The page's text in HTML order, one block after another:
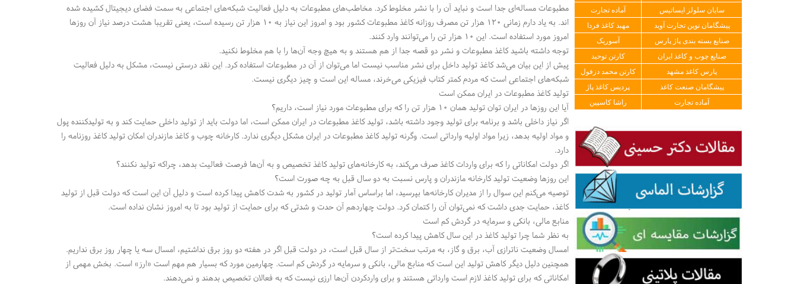
مطبوعات مساله‌ای جدا است و نباید آن را با نشر مخلوط کرد. مخاطب‌های مطبوعات به دلیل فعالیت شبکه‌های اجتماعی به سمت فضای دیجیتال کشیده شده
اند. به یاد دارم زمانی ۱۲۰ هزار تن مصرف روزانه کاغذ مطبوعات کشور بود و امروز این نیاز به ۱۰ هزار تن رسیده است، یعنی تقریبا هشت درصد نیاز آن روزها
امروز مورد استفاده است. این ۱۰ هزار تن را می‌توانند وارد کنند.
توجه داشته باشید کاغذ مطبوعات و نشر دو قصه جدا از هم هستند و به هیچ وجه آن‌ها را با هم مخلوط نکنید.
پیش از این بیان می‌شد کاغذ تولید داخل برای نشر مناسب نیست اما می‌توان از آن در مطبوعات استفاده کرد. این نقد درستی نیست، مشکل به دلیل فعالیت
شبکه‌های اجتماعی است که مردم کمتر کتاب فیزیکی می‌خرند، مساله این است و چیز دیگری نیست.
تولید کاغذ مطبوعات در ایران ممکن است
آیا این روزها در ایران توان تولید همان ۱۰ هزار تن را که برای مطبوعات مورد نیاز است، داریم؟
اگر نیاز داخلی باشد و برنامه برای تولید وجود داشته باشد، تولید کاغذ مطبوعات در ایران ممکن است، اما دولت باید از تولید داخلی حمایت کند و به تولیدکننده پول
و مواد اولیه بدهد، زیرا مواد اولیه وارداتی است. وگرنه تولید کاغذ مطبوعات در ایران مشکل دیگری ندارد. کارخانه چوب و کاغذ مازندران امکان تولید کاغذ روزنامه را
دارد.
اگر دولت امکاناتی را که برای واردات کاغذ صرف می‌کند، به کارخانه‌های تولید کاغذ تخصیص و به آن‌ها فرصت فعالیت بدهد، چراکه تولید نکنند؟
این روزها وضعیت تولید کارخانه مازندران و پارس نسبت به دو سال قبل به چه صورت است؟
توصیه می‌کنم این سوال را از مدیران کارخانه‌ها بپرسید، اما براساس آمار تولید در کشور به شدت کاهش پیدا کرده است و دلیل آن این است که دولت قبل از تولید
کاغذ، حمایت جدی داشت که نمی‌توان آن را کتمان کرد. دولت چهاردهم آن حدت و شدتی که برای حمایت از تولید بود تا به امروز نشان نداده است.
منابع مالی، بانکی و سرمایه در گردش کم است
به نظر شما چرا تولید کاغذ در این سال‌ کاهش پیدا کرده است؟
امسال وضعیت ناترازی آب، برق و گاز، به مرتب سخت‌تر از سال قبل است، در دولت قبل اگر در هفته دو روز برق نداشتیم، امسال سه یا چهار روز برق نداریم.
همچنین دلیل دیگر کاهش تولید این است که منابع مالی، بانکی و سرمایه در گردش کم است. چهارمین مورد که بسیار هم مهم است «ارز» است. بخش مهمی از
امکاناتی که برای تولید کاغذ لازم است وارداتی هستند و برای واردکردن آن‌‍‌ها ارزی نیست که به فعالان تخصیص بدهند و نمی‌دهند.
سایان سلولز ایساتیس
آماده تجارت
پیشگامان نوین تجارت آوید
مهبد کاغذ فردا
صنایع بسته بندی پاژ پارس
آسوریک
صنایع چوب و کاغذ ایران
کارتن توحید
پارس کاغذ مشهد
کارتن محمد دزفول
پیشگامان صنعت کاغذ
پردیس کاغذ پاژ
آماده تجارت
راشا کاسپین